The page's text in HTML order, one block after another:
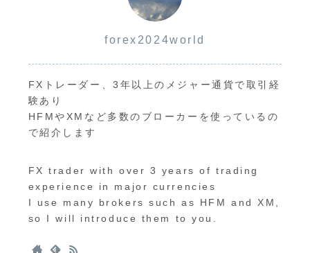
forex2024world
FXトレーダー、3年以上のメジャー通貨で取引経
験あり
HFMやXMなど多数のブローカーを使っているの
で紹介します
FX trader with over 3 years of trading
experience in major currencies
I use many brokers such as HFM and XM,
so I will introduce them to you.